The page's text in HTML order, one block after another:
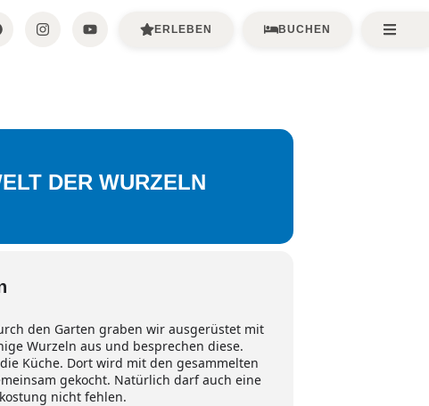
ERLEBEN BUCHEN
DER WURZELN
den Garten graben wir ausgerüstet mit
Wurzeln aus und besprechen diese.
Küche. Dort wird mit den gesammelten
gekocht. Natürlich darf auch eine
nicht fehlen.